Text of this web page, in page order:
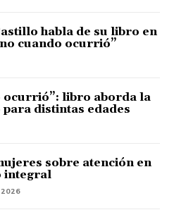
habla de su libro en
cuando ocurrió”
ocurrió”: libro aborda la
distintas edades
sobre atención en
integral
2026